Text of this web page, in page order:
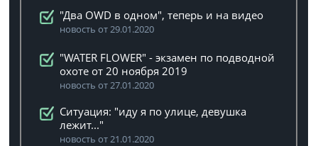
"Два OWD в одном", теперь и на видео
новость от 29.01.2020
"WATER FLOWER" - экзамен по подводной
охоте от 20 ноября 2019
новость от 27.01.2020
Ситуация: "иду я по улице, девушка
лежит..."
новость от 21.01.2020